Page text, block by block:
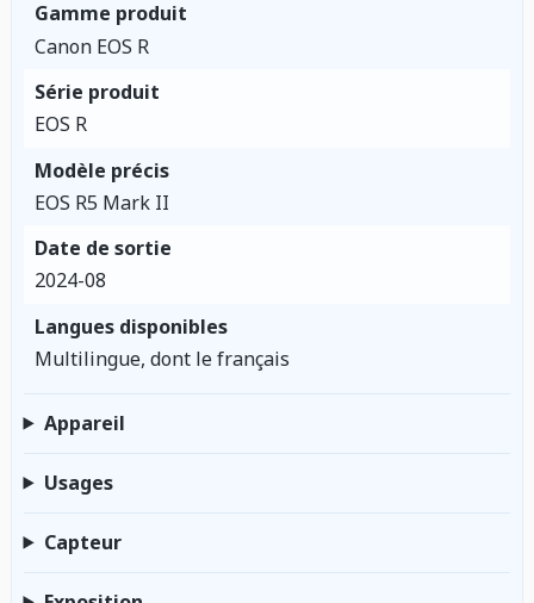
Gamme produit
Canon EOS R
Série produit
EOS R
Modèle précis
EOS R5 Mark II
Date de sortie
2024-08
Langues disponibles
Multilingue, dont le français
Appareil
Usages
Capteur